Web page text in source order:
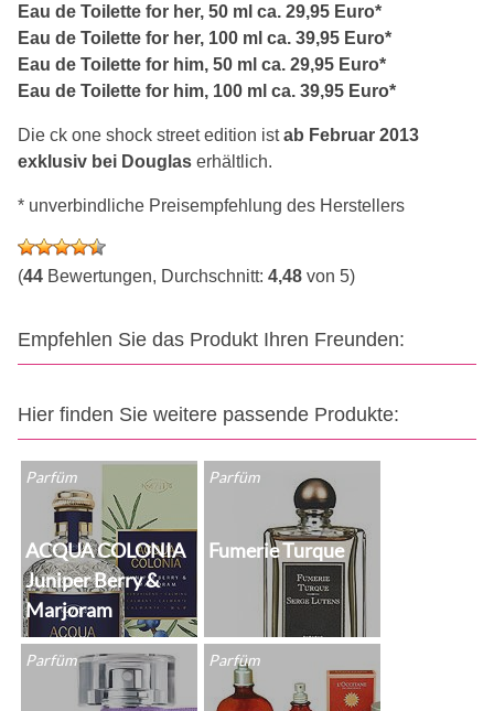
Eau de Toilette for her, 50 ml ca. 29,95 Euro*
Eau de Toilette for her, 100 ml ca. 39,95 Euro*
Eau de Toilette for him, 50 ml ca. 29,95 Euro*
Eau de Toilette for him, 100 ml ca. 39,95 Euro*
Die ck one shock street edition istab Februar 2013
exklusiv bei Douglas erhältlich.
* unverbindliche Preisempfehlung des Herstellers
(44 Bewertungen, Durchschnitt: 4,48 von 5)
Empfehlen Sie das Produkt Ihren Freunden:
Hier finden Sie weitere passende Produkte:
Parfüm
ACQUA COLONIA
Juniper Berry &
Marjoram
Parfüm
Fumerie Turque
Parfüm Parfüm